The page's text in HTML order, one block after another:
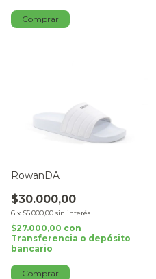
Comprar
RowanDA
$30.000,00
6 x $5.000,00 sin interés
$27.000,00 con
Transferencia o depósito
bancario
Comprar